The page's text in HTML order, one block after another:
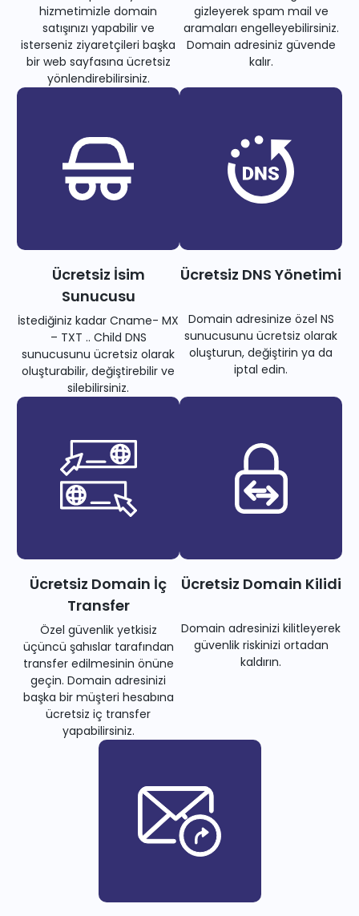
hizmetimizle domain
satışınızı yapabilir ve
isterseniz ziyaretçileri başka
bir web sayfasına ücretsiz
yönlendirebilirsiniz.
gizleyerek spam mail ve
aramaları engelleyebilirsiniz.
Domain adresiniz güvende
kalır.
Ücretsiz İsim
Sunucusu
İstediğiniz kadar Cname- MX
– TXT .. Child DNS
sunucusunu ücretsiz olarak
oluşturabilir, değiştirebilir ve
silebilirsiniz.
Ücretsiz DNS Yönetimi
Domain adresinize özel NS
sunucusunu ücretsiz olarak
oluşturun, değiştirin ya da
iptal edin.
Ücretsiz Domain İç
Transfer
Özel güvenlik yetkisiz
üçüncü şahıslar tarafından
transfer edilmesinin önüne
geçin. Domain adresinizi
başka bir müşteri hesabına
ücretsiz iç transfer
yapabilirsiniz.
Ücretsiz Domain Kilidi
Domain adresinizi kilitleyerek
güvenlik riskinizi ortadan
kaldırın.